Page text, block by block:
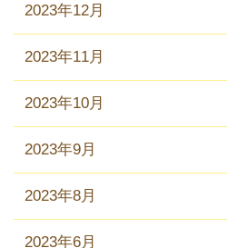
2023年12月
2023年11月
2023年10月
2023年9月
2023年8月
2023年6月